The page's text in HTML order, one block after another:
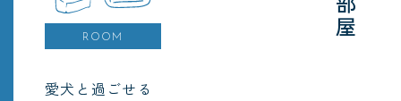
ROOM
愛犬と過ごせる